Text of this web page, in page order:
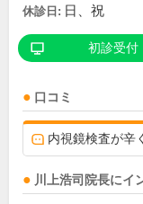
休診日: 日、祝
初診受付
口コミ
内視鏡検査が辛
川上浩司 院長にイ